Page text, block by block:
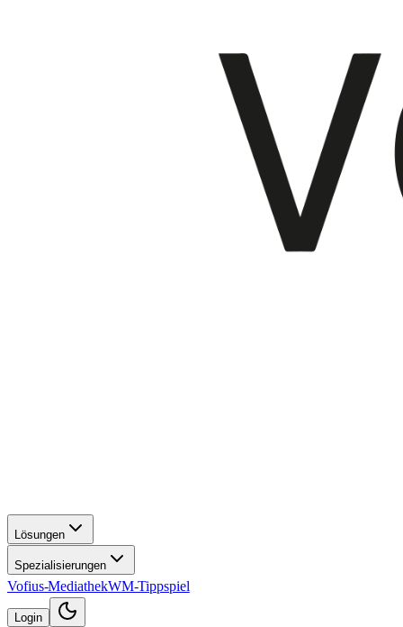
Lösungen
Spezialisierungen
Vofius-MediathekWM-Tippspiel
Login